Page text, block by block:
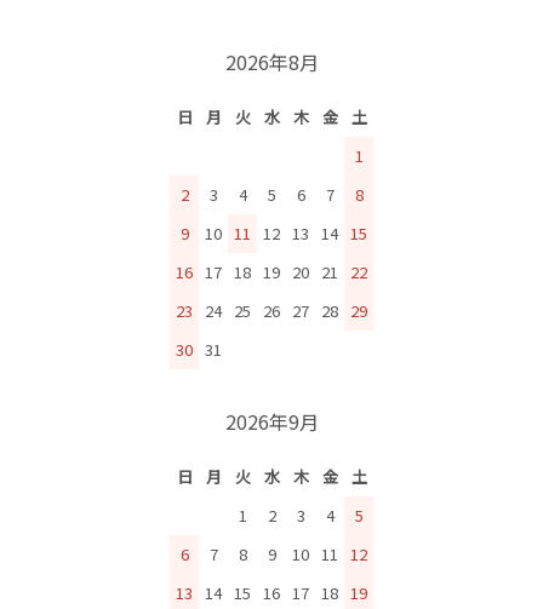
2026年8月
日 月 火 水 木 金
土
1
2
3 4 5 6 7
8
9
10 11 12 13 14 15
16 17 18 19 20 21
22
23
24 25 26 27 28 29
30 31
2026年9月
日 月 火 水 木 金
土
1
2 3 4
5
6
7 8 9 10 11 12
13 14 15 16 17 18 19